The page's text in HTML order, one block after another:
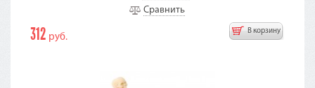
Сравнить
В корзину
312 руб.